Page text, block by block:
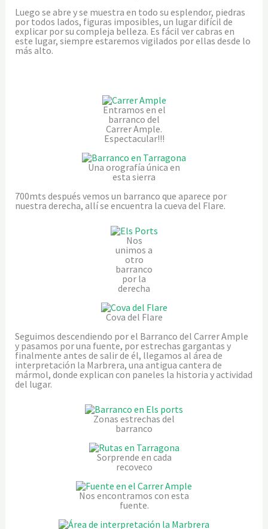
Luego se abre y se muestra en todo su esplendor, piedras
por todos lados, figuras imposibles, un lugar difícil de
explicar por su compleja belleza. Es fácil ver cabras en
este lugar, siempre estaremos vigilados por ellas desde lo
más alto.
Entramos en el
barranco del
Carrer Ample.
Espectacular!!!
Una orografía única en
esta sierra
700mts después vemos un barranco que aparece por
nuestra derecha, allí se encuentra la cueva del Flare.
Nos
unimos a
otro
barranco
por la
derecha
Cova del Flare
Seguimos descendiendo por el Barranco del Carrer Ample
y pasamos por una fuente, por estrechas gargantas y
finalmente antes de salir de él, llegamos al área de
interpretación la Marbrera, una antigua cantera de
mármol, donde explican con paneles la historia y actividad
del lugar.
Zonas estrechas del
barranco
Sorprende en cada
recoveco
Nos encontramos con esta
fuente.